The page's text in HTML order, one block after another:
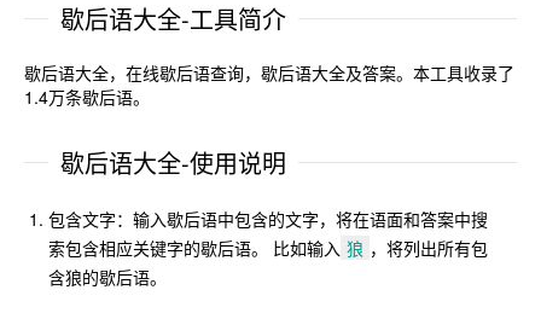
歇后语大全-工具简介
歇后语大全，在线歇后语查询，歇后语大全及答案。本工具收录了
1.4万条歇后语。
歇后语大全-使用说明
包含文字：输入歇后语中包含的文字，将在语面和答案中搜
索包含相应关键字的歇后语。 比如输入 狼 ，将列出所有包
含狼的歇后语。